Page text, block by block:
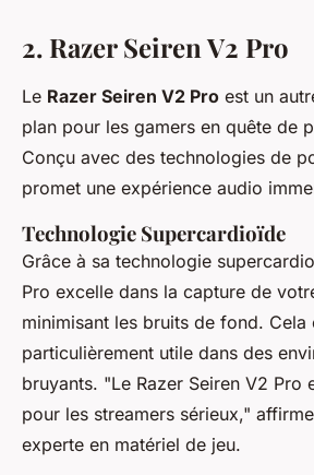
2. Razer Seiren V2 Pro
Le Razer Seiren V2 Pro est un
plan pour les gamers en quête de
Conçu avec des technologies de
promet une expérience audio
Technologie Supercardioïde
Grâce à sa technologie
Pro excelle dans la capture de
minimisant les bruits de fond. Cela
particulièrement utile dans des
bruyants. "Le Razer Seiren V2 Pro
pour les streamers sérieux,"
experte en matériel de jeu.